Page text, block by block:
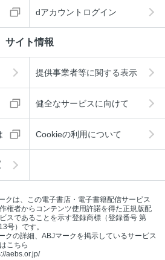
dアカウントログイン
サイト情報
提供事業者等に関する表示
健全なサービスに向けて
Cookieの利用について
クは、この電子書店・電子書籍配信サービス
権者からコンテンツ使用許諾を得た正規版配
スであることを示す登録商標（登録番号 第
号）です。
クの詳細、ABJマークを掲示しているサービス
こちら
aebs.or.jp/